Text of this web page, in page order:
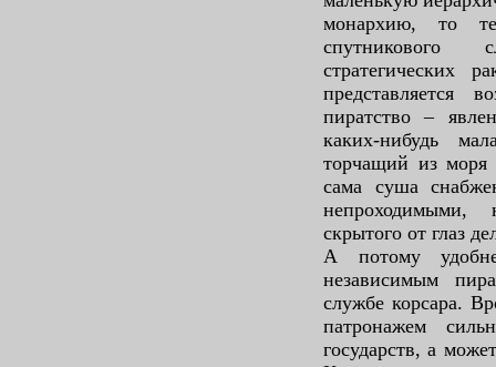
монархию, то
спутникового
стратегических
представляется
пиратство –
каких-нибудь
торчащий из
сама суша
скрытого от глаз
А потому
независимым
службе корсара.
патронажем
государств, а